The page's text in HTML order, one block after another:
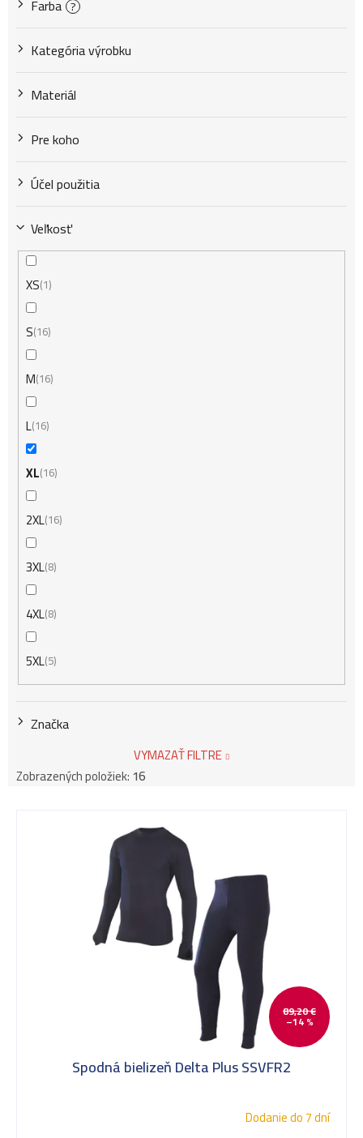
o
d
u
k
Farba ?
Kategória výrobku
Materiál
Pre koho
Účel použitia
Veľkosť
XS 1
S 16
M 16
L 16
XL 16
2XL 16
3XL 8
4XL 8
5XL 5
Značka
VYMAZAŤ FILTRE
Zobrazených položiek:16
89,20 €
–14 %
Spodná bielizeň Delta Plus SSVFR2
Dodanie do 7 dní